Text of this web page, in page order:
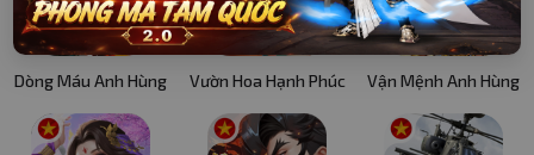
Dòng Máu Anh Hùng Vườn Hoa Hạnh Phúc Vận Mệnh Anh Hùng